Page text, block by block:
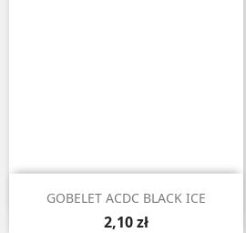
 Aperçu rapide
GOBELET ACDC BLACK ICE
2,10 zł